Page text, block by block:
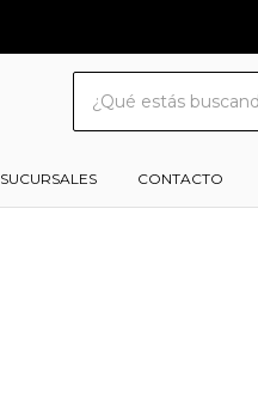
SUCURSALES CONTACTO